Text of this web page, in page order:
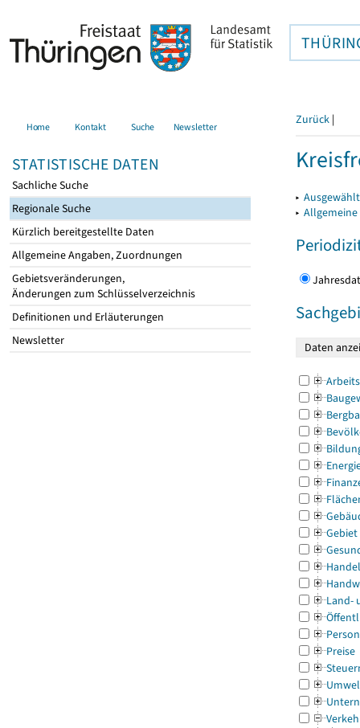
Home Kontakt Suche Newsletter
STATISTISCHE DATEN
Sachliche Suche
Regionale Suche
Kürzlich bereitgestellte Daten
Allgemeine Angaben, Zuordnungen
Gebietsveränderungen,
Änderungen zum Schlüsselverzeichnis
Definitionen und Erläuterungen
Newsletter
Zurück |
▸
▸
Gebiet
Land-
Preise